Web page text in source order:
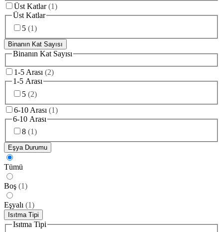
Üst Katlar (1)
Üst Katlar
5 (1)
Binanın Kat Sayısı
Binanın Kat Sayısı
1-5 Arası (2)
1-5 Arası
5 (2)
6-10 Arası (1)
6-10 Arası
8 (1)
Eşya Durumu
Tümü
Boş (1)
Eşyalı (1)
Isıtma Tipi
Isıtma Tipi